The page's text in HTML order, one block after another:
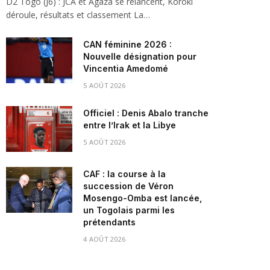
déroule, résultats et classement La…
CAN féminine 2026 :
Nouvelle désignation pour
Vincentia Amedomé
5 AOÛT 2026
Officiel : Denis Abalo tranche
entre l’Irak et la Libye
5 AOÛT 2026
CAF : la course à la
succession de Véron
Mosengo-Omba est lancée,
un Togolais parmi les
prétendants
4 AOÛT 2026